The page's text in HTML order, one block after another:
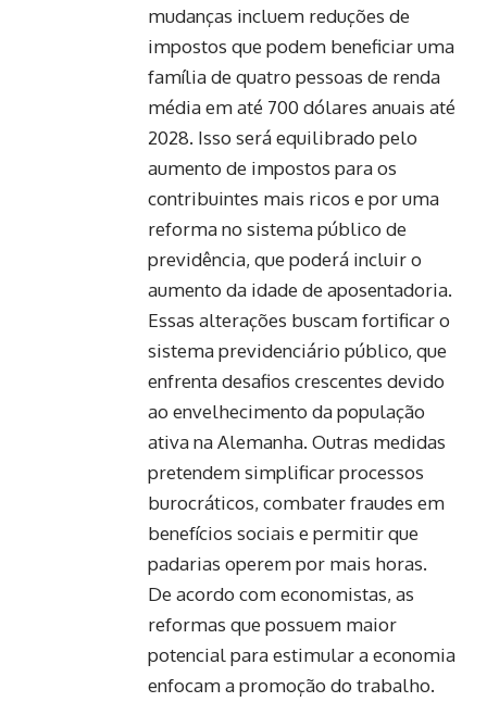
mudanças incluem reduções de
impostos que podem beneficiar uma
família de quatro pessoas de renda
média em até 700 dólares anuais até
2028. Isso será equilibrado pelo
aumento de impostos para os
contribuintes mais ricos e por uma
reforma no sistema público de
previdência, que poderá incluir o
aumento da idade de aposentadoria.
Essas alterações buscam fortificar o
sistema previdenciário público, que
enfrenta desafios crescentes devido
ao envelhecimento da população
ativa na Alemanha. Outras medidas
pretendem simplificar processos
burocráticos, combater fraudes em
benefícios sociais e permitir que
padarias operem por mais horas.
De acordo com economistas, as
reformas que possuem maior
potencial para estimular a economia
enfocam a promoção do trabalho.